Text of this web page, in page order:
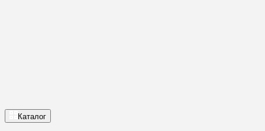
Каталог